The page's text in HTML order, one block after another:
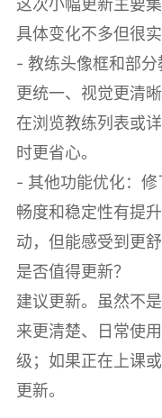
这次小幅更新主要
具体变化不多但很实
- 教练头像框和部
更统一、视觉更清
在浏览教练列表或
时更省心。
- 其他功能优化：
畅度和稳定性有提
动，但能感受到更
是否值得更新？
建议更新。虽然不
来更清楚、日常使
级；如果正在上课
更新。